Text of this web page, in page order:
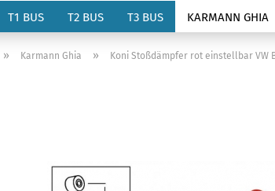
T1 BUS T2 BUS T3 BUS KARMANN GHIA
» Karmann Ghia » Koni Stoßdämpfer rot einstellbar VW